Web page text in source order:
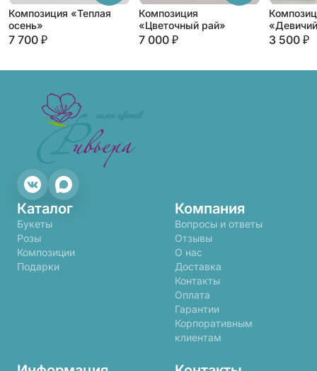
Композиция «Теплая
осень»
7 700 ₽
Композиция
«Цветочный рай»
7 000 ₽ 3 500 ₽
Каталог
Букеты
Розы
Композиции
Подарки
Компания
Вопросы и ответы
Отзывы
О нас
Доставка
Контакты
Оплата
Гарантии
Корпоративным
клиентам